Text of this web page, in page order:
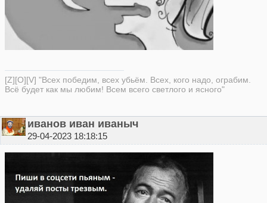
[Z][O][V] "Всех победим, всех убьём. Всех, кого надо, ограбим.
Всё будет как мы любим! Всем всего светлого и ясного"
иванов иван иваныч
29-04-2023 18:18:15